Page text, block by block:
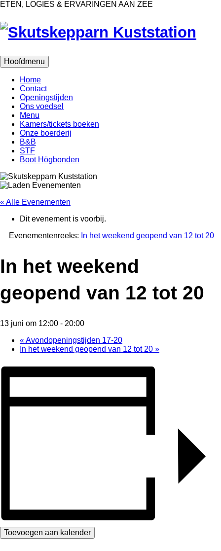
Ga
de
inhoud
ETEN, LOGIES & ERVARINGEN AAN ZEE
Hoofdmenu
Home
Contact
Openingstijden
Ons voedsel
Menu
Kamers/tickets boeken
Onze boerderij
B&B
STF
Boot Högbonden
« Alle Evenementen
Dit evenement is voorbij.
Evenementenreeks: In het weekend geopend van 12 tot 20
In het weekend
geopend van 12 tot 20
13 juni om 12:00 - 20:00
«Avondopeningstijden 17-20
In het weekend geopend van 12 tot 20 »
Toevoegen aan kalender